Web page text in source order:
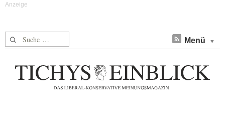
Suche nach: Menü